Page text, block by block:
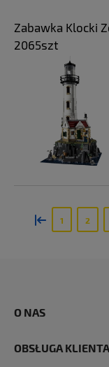
Zabawka Klocki
2065szt
« 1 2
O NAS
OBSŁUGA KLIENTA